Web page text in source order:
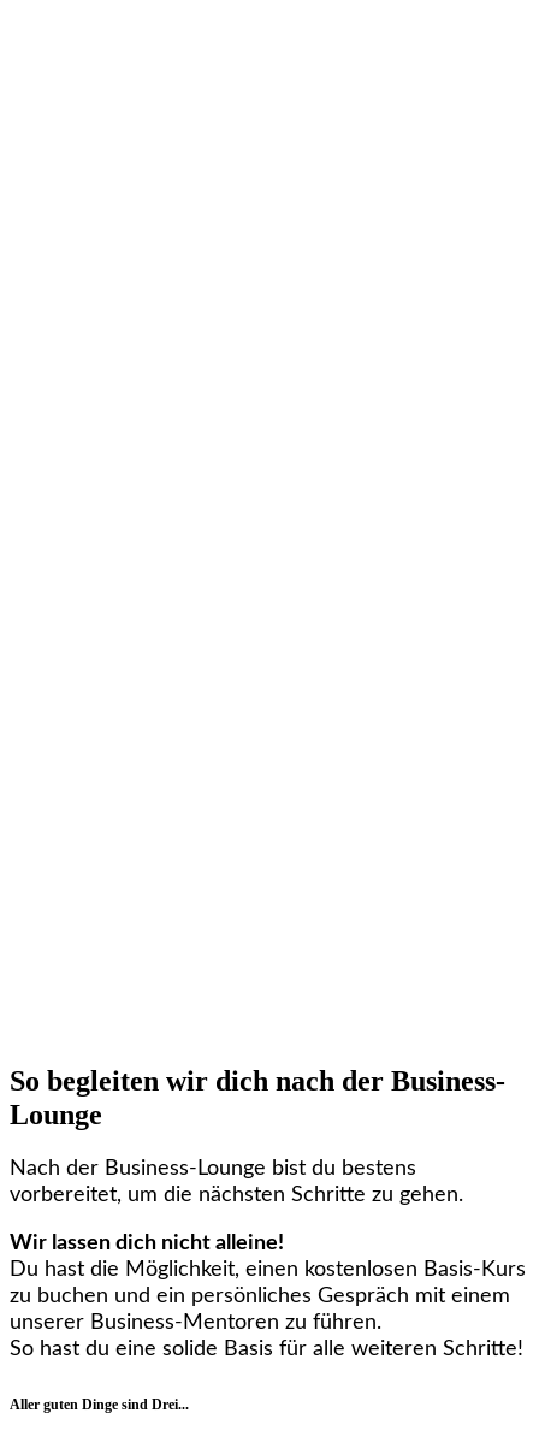
So begleiten wir dich nach der Business-
Lounge
Nach der Business-Lounge bist du bestens
vorbereitet, um die nächsten Schritte zu gehen.
Wir lassen dich nicht alleine!
Du hast die Möglichkeit, einen kostenlosen Basis-Kurs
zu buchen und ein persönliches Gespräch mit einem
unserer Business-Mentoren zu führen.
So hast du eine solide Basis für alle weiteren Schritte!
Aller guten Dinge sind Drei...